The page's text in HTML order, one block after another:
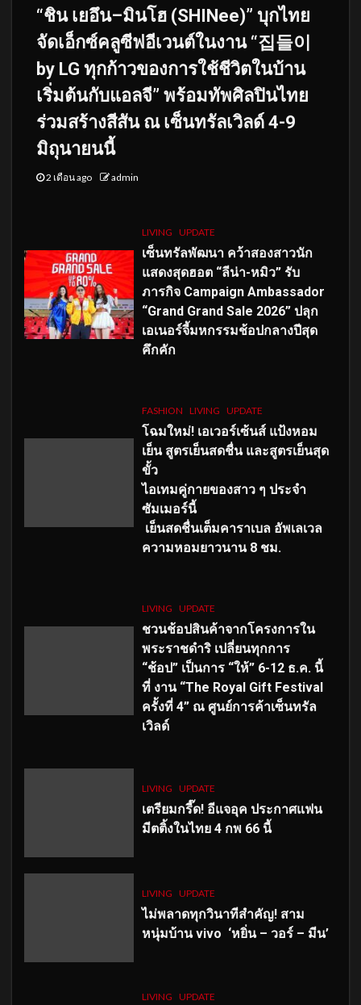
“ชิน เยอึน–มินโฮ (SHINee)” บุกไทย
จัดเอ็กซ์คลูซีฟอีเวนต์ในงาน “집들이
by LG ทุกก้าวของการใช้ชีวิตในบ้าน
เริ่มต้นกับแอลจี” พร้อมทัพศิลปินไทย
ร่วมสร้างสีสัน ณ เซ็นทรัลเวิลด์ 4-9
มิถุนายนนี้
2 เดือน ago admin
LIVING UPDATE
เซ็นทรัลพัฒนา คว้าสองสาวนัก
แสดงสุดฮอต “ลีน่า-หมิว” รับ
ภารกิจ Campaign Ambassador
“Grand Grand Sale 2026” ปลุก
เอเนอร์จี้มหกรรมช้อปกลางปีสุด
คึกคัก
FASHION LIVING UPDATE
โฉมใหม่! เอเวอร์เซ้นส์ แป้งหอม
เย็น สูตรเย็นสดชื่น และสูตรเย็นสุด
ขั้ว
ไอเทมคู่กายของสาว ๆ ประจำ
ซัมเมอร์นี้
เย็นสดชื่นเต็มคาราเบล อัพเลเวล
ความหอมยาวนาน 8 ชม.
LIVING UPDATE
ชวนช้อปสินค้าจากโครงการใน
พระราชดำริ เปลี่ยนทุกการ
“ช้อป” เป็นการ “ให้” 6-12 ธ.ค. นี้
ที่ งาน “The Royal Gift Festival
ครั้งที่ 4” ณ ศูนย์การค้าเซ็นทรัล
เวิลด์
LIVING UPDATE
เตรียมกรี๊ด! อีแจอุค ประกาศแฟน
มีตติ้งในไทย 4 กพ 66 นี้
LIVING UPDATE
ไม่พลาดทุกวินาทีสำคัญ! สาม
หนุ่มบ้าน vivo ‘หยิ่น – วอร์ – มีน’
LIVING UPDATE